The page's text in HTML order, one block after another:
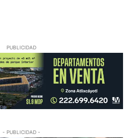
PUBLICIDAD
- PUBLICIDAD -